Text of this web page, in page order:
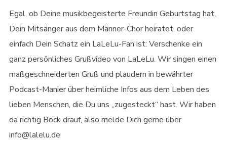
Egal, ob Deine musikbegeisterte Freundin Geburtstag hat,
Dein Mitsänger aus dem Männer-Chor heiratet, oder
einfach Dein Schatz ein LaLeLu-Fan ist: Verschenke ein
ganz persönliches Grußvideo von LaLeLu. Wir singen einen
maßgeschneiderten Gruß und plaudern in bewährter
Podcast-Manier über heimliche Infos aus dem Leben des
lieben Menschen, die Du uns „zugesteckt“ hast. Wir haben
da richtig Bock drauf, also melde Dich gerne über
info@lalelu.de